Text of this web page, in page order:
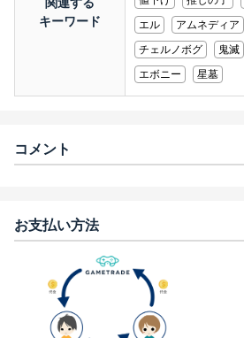
キーワード
エル
アムネディア
チェルノボグ
鬼滅
エボニー
星墓
コメント
お支払い方法